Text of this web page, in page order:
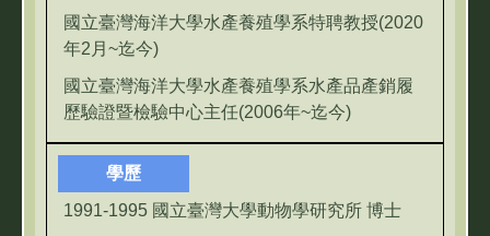
國立臺灣海洋大學水產養殖學系特聘教授(2020
年2月~迄今)
國立臺灣海洋大學水產養殖學系水產品產銷履
歷驗證暨檢驗中心主任(2006年~迄今)
學歷
1991-1995 國立臺灣大學動物學研究所 博士